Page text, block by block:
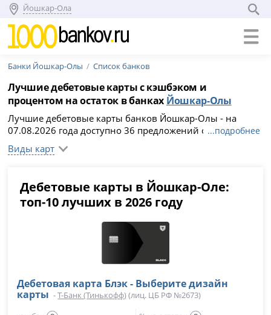
Йошкар-Ола
Банки Йошкар-Олы Список банков
Лучшие дебетовые карты с кэшбэком и
процентом на остаток в банках Йошкар-Олы
Лучшие дебетовые карты банков Йошкар-Олы - на
07.08.2026 года доступно 36 предложений онлайн.
Банки Йошкар-Олы предлагают бесплатное
обслуживание и доставку карт до дома, кэшбэк и
дебетовую карту, сравните условия, подберите
выгодный вариант и заполните анкету на официальном
сайте кредитного учреждения.
...подробнее
Виды карт
Дебетовые карты в Йошкар-Оле:
топ-10 лучших в 2026 году
Дебетовая карта Блэк - Выберите дизайн
карты -Т-Банк (Тинькофф)(лиц. ЦБ РФ №2673)